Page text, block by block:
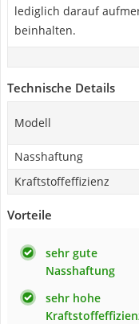
lediglich darauf
beinhalten.
Technische Details
Modell
Nasshaftung
Kraftstoffeffizienz
Vorteile
sehr gute
Nasshaftung
sehr hohe